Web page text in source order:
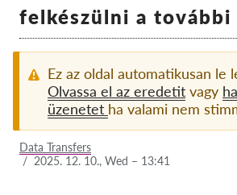
Exercise
felkészülni a további
Ez az oldal automatikusan le
Olvassa el az eredetit vagy
üzenetet ha valami nem
Data Transfers
/ 2025. 12. 10., Wed – 13:41